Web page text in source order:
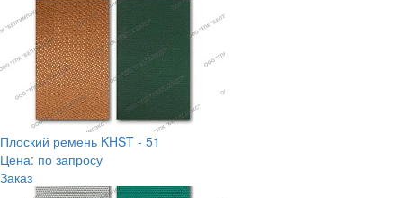
Плоский ремень KHST - 51
Цена: по запросу
Заказ